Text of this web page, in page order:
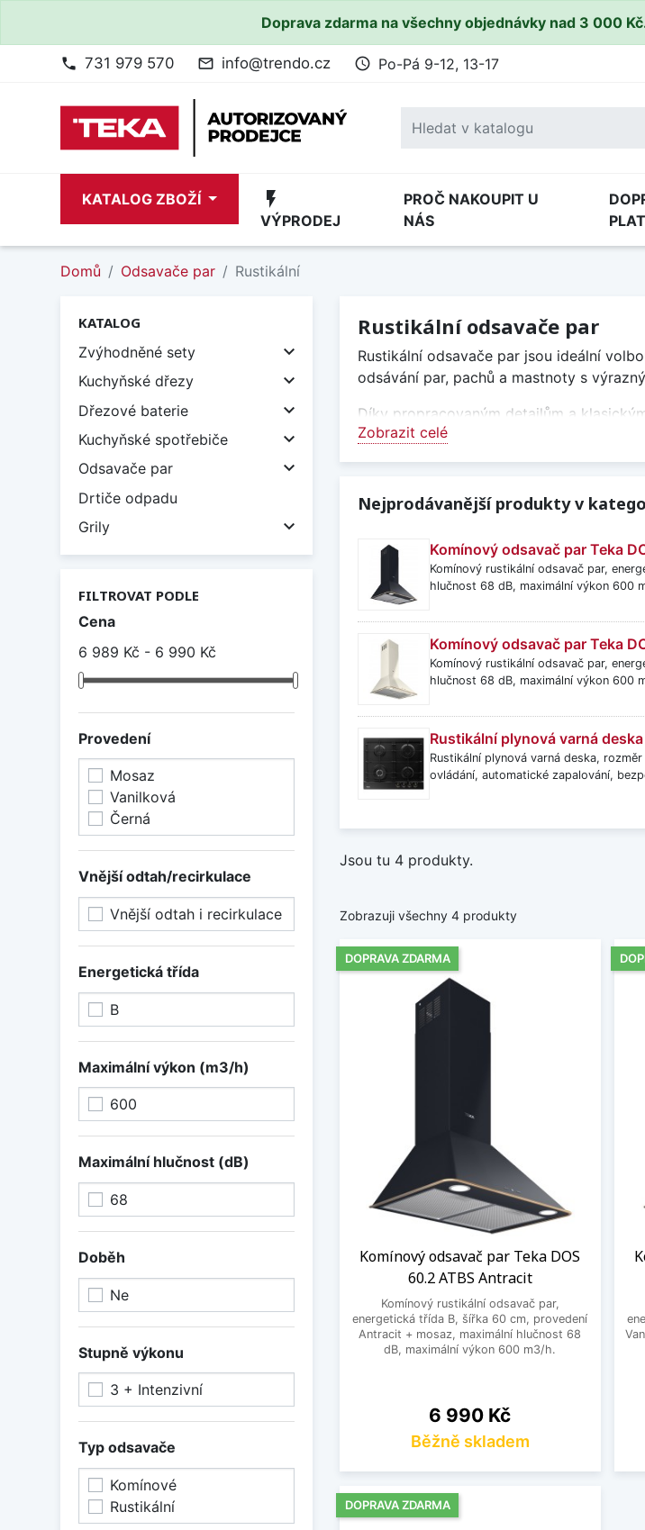
Doprava zdarma na všechny objednávky nad 3 000
phone 731 979 570 mail_outline info@trendo.cz access_time Po-Pá 9-12, 13-17
KATALOG ZBOŽÍ flash_on
VÝPRODEJ
PROČ NAKOUPIT U
NÁS
Domů Odsavače par Rustikální
KATALOG
Zvýhodněné sety

Kuchyňské dřezy 
Dřezové baterie 
Kuchyňské spotřebiče 
Odsavače par 
Drtiče odpadu
Grily

FILTROVAT PODLE
Cena
6 989 Kč - 6 990 Kč
Provedení
Mosaz
Vanilková
Černá
Vnější odtah/recirkulace
Vnější odtah i recirkulace
Energetická třída
B
Maximální výkon (m3/h)
600
Maximální hlučnost (dB)
68
Doběh
Ne
Stupně výkonu
3 + Intenzivní
Typ odsavače
Komínové
Rustikální
Rustikální odsavače par
Zobrazit celé
Rustikální odsavače par jsou ideální
odsávání par, pachů a mastnoty s
Díky propracovaným detailům a
kováním a dekorativními lištami a stávají
Styl pro venkovské a klasické
Rustikální odsavače par jsou navrženy
Účinné odsávání při vaření
I přes důraz na design nabízejí
varnou deskou
Odvod vzduchu nebo
Rustikální odsavače par mohou
recirkulace s uhlíkovými filtry. Volba
Designový prvek kuchyně
Díky svému vzhledu nejsou rustikální
prvkem. Pomáhají dotvořit celkový styl
Zobrazit méně
Nejprodávanější produkty v
Komínový odsavač par Teka
Komínový rustikální odsavač par,
hlučnost 68 dB, maximální výkon 600
Komínový odsavač par Teka
Komínový rustikální odsavač par,
hlučnost 68 dB, maximální výkon 600
Rustikální plynová varná
Rustikální plynová varná deska,
ovládání, automatické zapalování,
Jsou tu 4 produkty.
Zobrazuji všechny 4 produkty
Komínový odsavač par Teka DOS
60.2 ATBS Antracit
Komínový rustikální odsavač par,
energetická třída B, šířka 60 cm, provedení
Antracit + mosaz, maximální hlučnost 68
dB, maximální výkon 600 m3/h.
Cena
6 990 Kč
Běžně skladem
DOPRAVA ZDARMA
DOPRAVA ZDARMA